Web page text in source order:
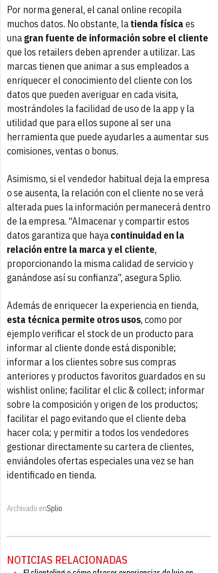
Por norma general, el canal online recopila
muchos datos. No obstante, latienda física es
unagran fuente de información sobre el cliente
que los retailers deben aprender a utilizar. Las
marcas tienen que animar a sus empleados a
enriquecer el conocimiento del cliente con los
datos que pueden averiguar en cada visita,
mostrándoles la facilidad de uso de la app y la
utilidad que para ellos supone al ser una
herramienta que puede ayudarles a aumentar sus
comisiones, ventas o bonus.
Asimismo, si el vendedor habitual deja la empresa
o se ausenta, la relación con el cliente no se verá
alterada pues la información permanecerá dentro
de la empresa. “Almacenar y compartir estos
datos garantiza que hayacontinuidad en la
relación entre la marca y el cliente,
proporcionando la misma calidad de servicio y
ganándose así su confianza”, asegura Splio.
Además de enriquecer la experiencia en tienda,
esta técnica permite otros usos, como por
ejemplo verificar el stock de un producto para
informar al cliente donde está disponible;
informar a los clientes sobre sus compras
anteriores y productos favoritos guardados en su
wishlist online; facilitar el clic & collect; informar
sobre la composición y origen de los productos;
facilitar el pago evitando que el cliente deba
hacer cola; y permitir a todos los vendedores
gestionar directamente su cartera de clientes,
enviándoles ofertas especiales una vez se han
identificado en tienda.
Archivado enSplio
NOTICIAS RELACIONADAS